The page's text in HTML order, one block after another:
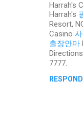
Harrah's
Harrah's
Resort,
Casino
출장안마
7777.